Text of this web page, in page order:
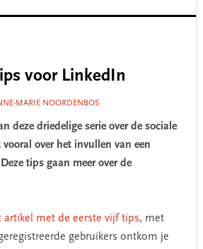
voor LinkedIn
MARIE NOORDENBOS
deze driedelige serie over de sociale
over het invullen van een
tips gaan meer over de
artikel met de eerste vijf tips, met
gebruikers ontkom je